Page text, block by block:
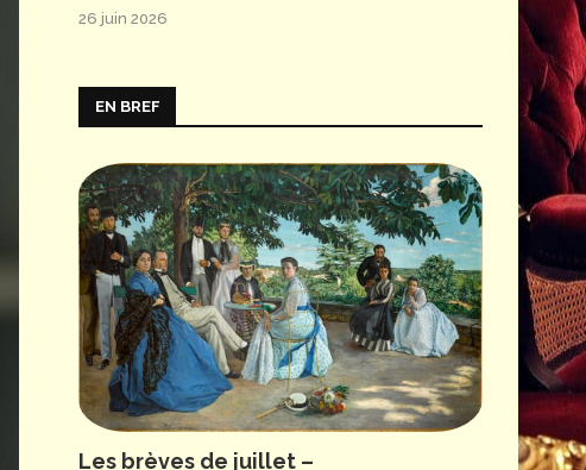
26 juin 2026
EN BREF
Les brèves de juillet –